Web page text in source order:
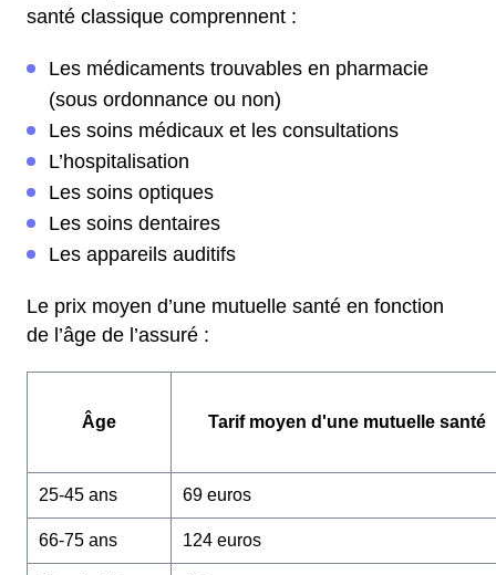
santé classique comprennent :
Les médicaments trouvables en pharmacie
(sous ordonnance ou non)
Les soins médicaux et les consultations
L’hospitalisation
Les soins optiques
Les soins dentaires
Les appareils auditifs
Le prix moyen d’une mutuelle santé en fonction
de l’âge de l’assuré :
Âge Tarif moyen d'une mutuelle santé
25-45 ans 69 euros
66-75 ans 124 euros